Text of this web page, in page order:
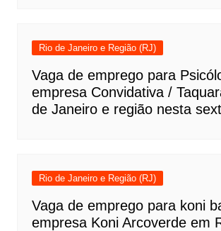
Rio de Janeiro e Região (RJ)
Vaga de emprego para
empresa Convidativa /
de Janeiro e região nesta
Rio de Janeiro e Região (RJ)
Vaga de emprego para koni
empresa Koni Arcoverde em